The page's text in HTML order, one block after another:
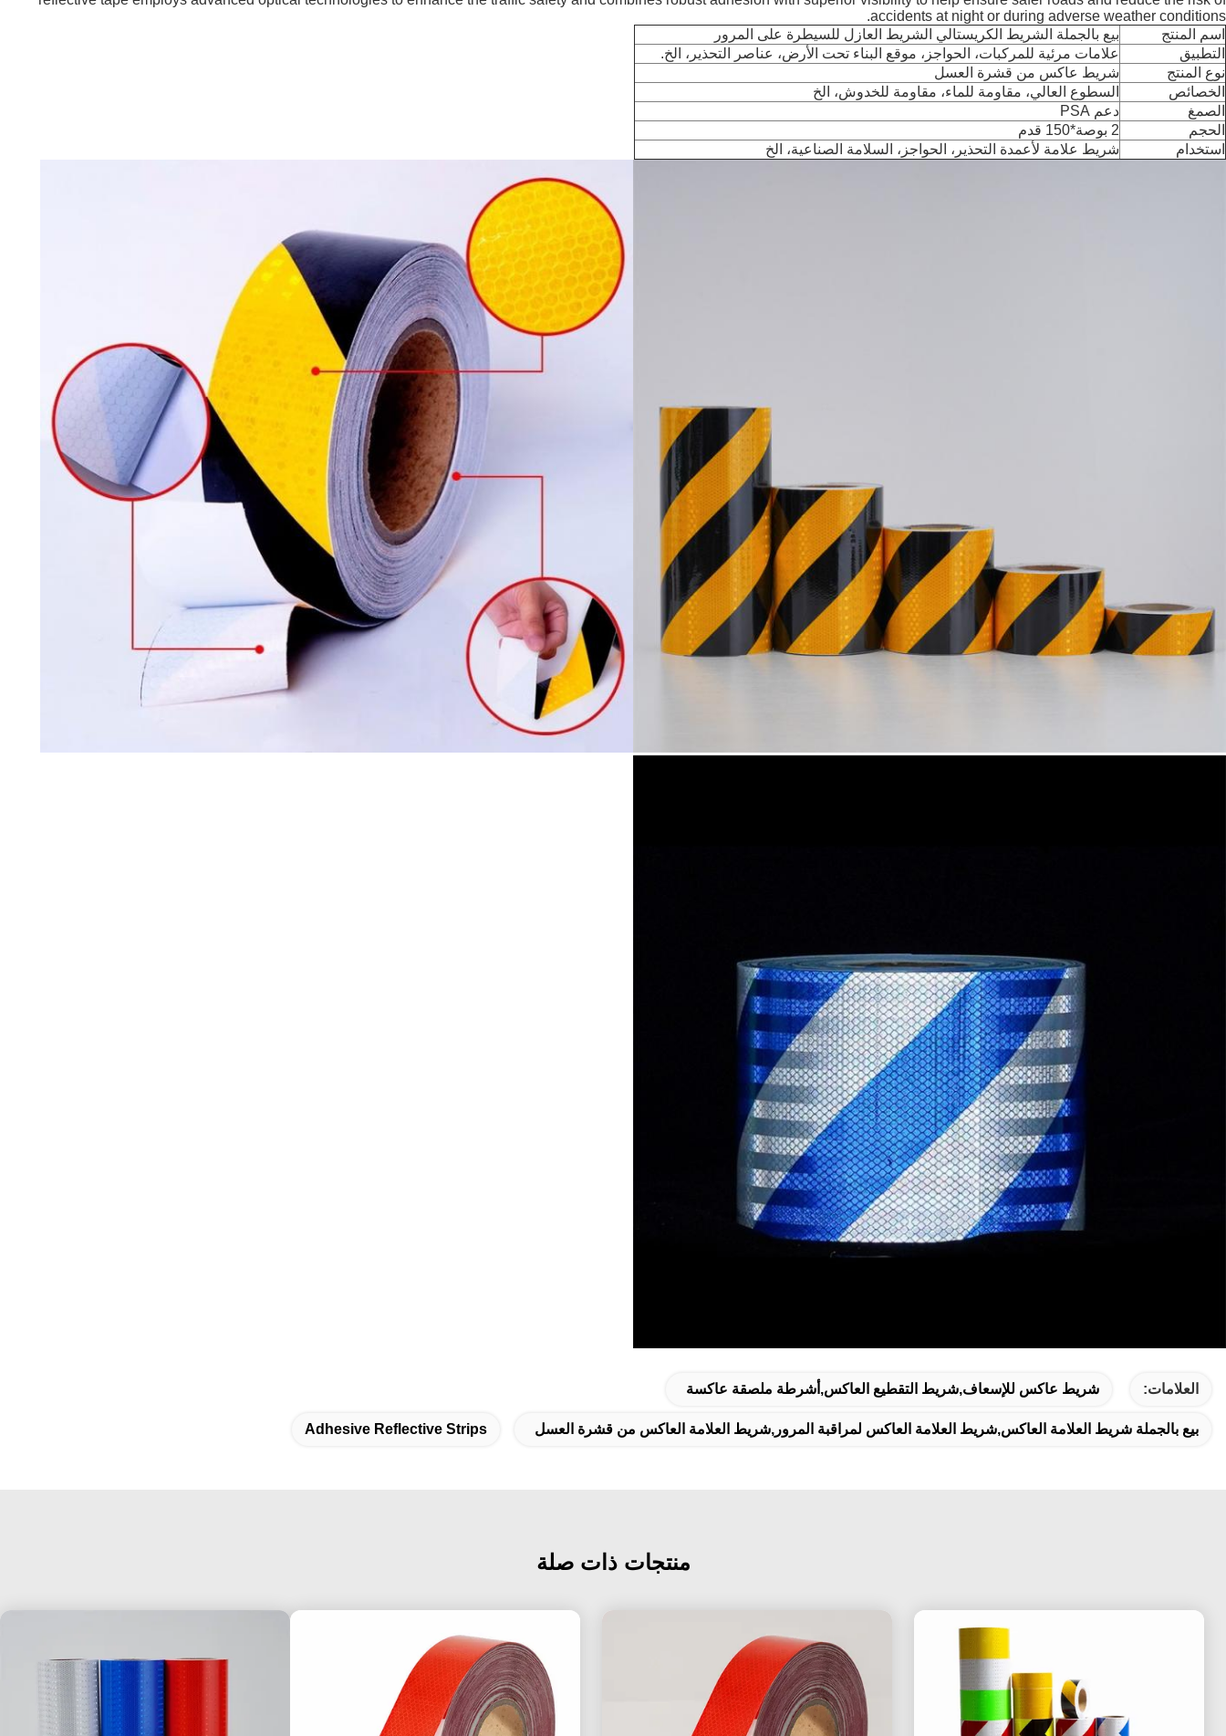
accidents at night or during adverse weather conditions.
اسم المنتج
بيع بالجملة الشريط الكريستالي الشريط العازل للسيطرة على المرور
التطبيق
علامات مرئية للمركبات، الحواجز، موقع البناء تحت الأرض، عناصر التحذير، الخ.
نوع المنتج
شريط عاكس من قشرة العسل
الخصائص
السطوع العالي، مقاومة للماء، مقاومة للخدوش، الخ
الصمغ
دعم PSA
الحجم
2 بوصة*150 قدم
استخدام
شريط علامة لأعمدة التحذير، الحواجز، السلامة الصناعية، الخ
العلامات: شريط عاكس للإسعاف,شريط التقطيع العاكس,أشرطة ملصقة عاكسة
بيع بالجملة شريط العلامة العاكس,شريط العلامة العاكس لمراقبة المرور,شريط العلامة العاكس من قشرة العسل Adhesive Reflective Strips
منتجات ذات صلة